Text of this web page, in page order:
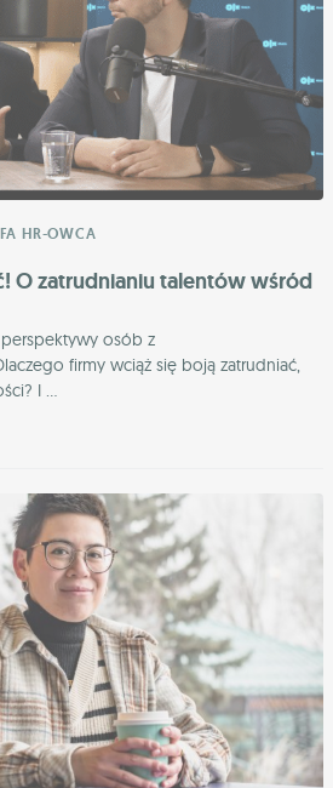
HR-OWCA
O zatrudnianiu talentów wśród
osób z
firmy wciąż się boją zatrudniać,
I ...